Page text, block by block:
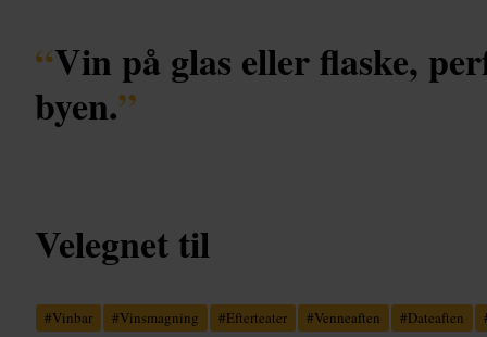
“Vin på glas eller flaske,
byen.”
Velegnet til
#Vinbar #Vinsmagning #Efterteater #Venneaften #Dateaften